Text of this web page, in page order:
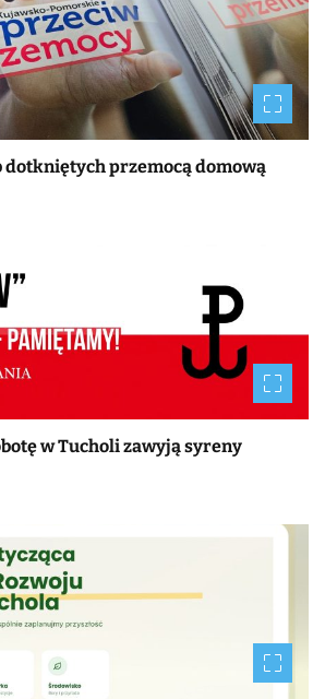
dotkniętych przemocą domową
w Tucholi zawyją syreny